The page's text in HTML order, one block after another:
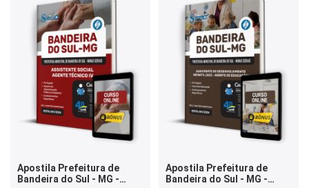
Apostila Prefeitura de
Bandeira do Sul - MG -
Apostila Prefeitura de
Bandeira do Sul - MG -